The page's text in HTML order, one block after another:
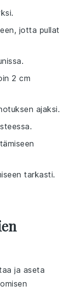
jotta pullat
2 cm
ajaksi.
tarkasti.
ja aseta